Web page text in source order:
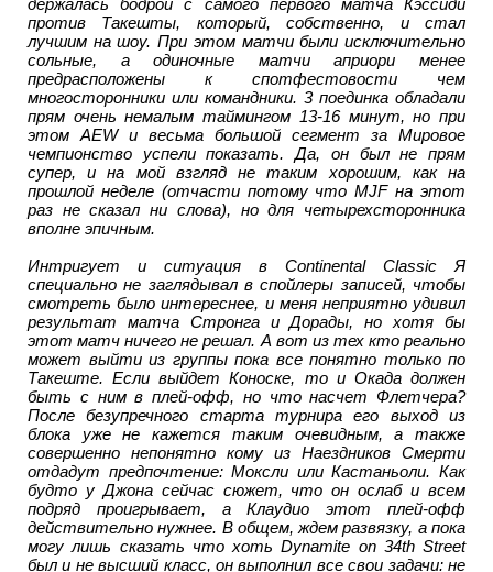
держалась бодрой с самого первого матча Кэссиди
против Такешты, который, собственно, и стал
лучшим на шоу. При этом матчи были исключительно
сольные, а одиночные матчи априори менее
предрасположены к спотфестовости чем
многосторонники или командники. 3 поединка обладали
прям очень немалым таймингом 13-16 минут, но при
этом AEW и весьма большой сегмент за Мировое
чемпионство успели показать. Да, он был не прям
супер, и на мой взгляд не таким хорошим, как на
прошлой неделе (отчасти потому что MJF на этот
раз не сказал ни слова), но для четырехсторонника
вполне эпичным.
Интригует и ситуация в Continental Classic Я
специально не заглядывал в спойлеры записей, чтобы
смотреть было интереснее, и меня неприятно удивил
результат матча Стронга и Дорады, но хотя бы
этот матч ничего не решал. А вот из тех кто реально
может выйти из группы пока все понятно только по
Такеште. Если выйдет Коноске, то и Окада должен
быть с ним в плей-офф, но что насчет Флетчера?
После безупречного старта турнира его выход из
блока уже не кажется таким очевидным, а также
совершенно непонятно кому из Наездников Смерти
отдадут предпочтение: Моксли или Кастаньоли. Как
будто у Джона сейчас сюжет, что он ослаб и всем
подряд проигрывает, а Клаудио этот плей-офф
действительно нужнее. В общем, ждем развязку, а пока
могу лишь сказать что хоть Dynamite on 34th Street
был и не высший класс, он выполнил все свои задачи: не